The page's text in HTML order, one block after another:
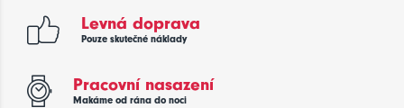
Levná doprava
Pouze skutečné náklady
Pracovní nasazení
Makáme od rána do noci